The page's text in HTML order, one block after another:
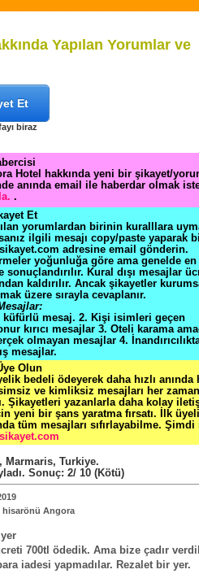
Yapılan Yorumlar ve
Et
biraz
Hotel hakkında yeni bir şikayet/
anında email ile haberdar olmak
.
Et
yorumlardan birinin kuralllara
ilgili mesajı copy/paste yaparak
adresine email gönderin.
yoğunluğa göre ama genelde
sonuçlandırılır. Kural dışı mesajlar
kaldırılır. Ancak şikayetler
üzere sırayla cevaplanır.
küfürlü mesaj. 2. Kişi isimleri geçen
kırıcı mesajlar 3. Oteli karama
olmayan mesajlar 4.
mesajlar.
Olun
bedeli ödeyerek daha hızlı
ve kimliksiz mesajları her zaman
Şikayetleri yazanlarla daha kolay
yeni bir şans yaratma fırsatı. İlk
tüm mesajları sıfırlayabilme. Şimdi
, Marmaris, Turkiye.
. Sonuç: 2/ 10 (Kötü)
hisarönü Angora
700tl ödedik. Ama bize çadır
iadesi yapmadılar. Rezalet bir yer.